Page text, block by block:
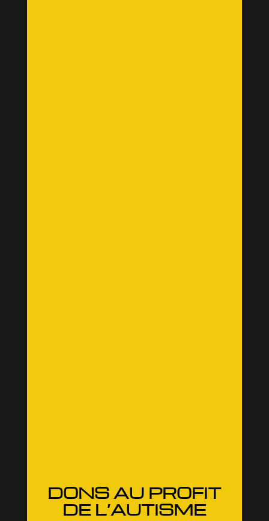
DONS AU PROFIT
DE L’AUTISME